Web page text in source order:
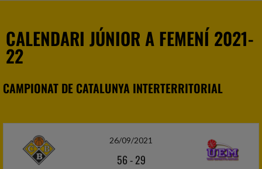
CALENDARI JÚNIOR A FEMENÍ 2021-
22
CAMPIONAT DE CATALUNYA INTERTERRITORIAL
26/09/2021
56-29